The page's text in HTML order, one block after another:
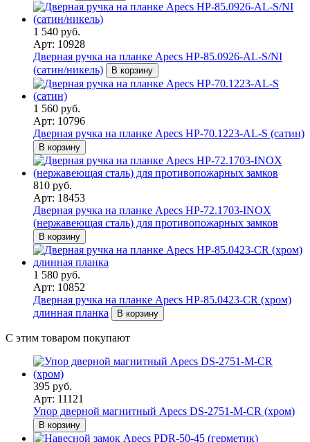
1 540 руб.
Арт: 10928
Дверная ручка на планке Apecs HP-85.0926-AL-S/NI
(сатин/никель)
В корзину
1 560 руб.
Арт: 10796
Дверная ручка на планке Apecs HP-70.1223-AL-S (сатин)
В корзину
810 руб.
Арт: 18453
Дверная ручка на планке Apecs HP-72.1703-INOX
(нержавеющая сталь) для противопожарных замков
В корзину
1 580 руб.
Арт: 10852
Дверная ручка на планке Apecs HP-85.0423-CR (хром)
длинная планка
В корзину
С этим товаром покупают
395 руб.
Арт: 11121
Упор дверной магнитный Apecs DS-2751-M-CR (хром)
В корзину